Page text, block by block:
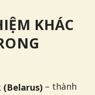
KHÁC
– thành